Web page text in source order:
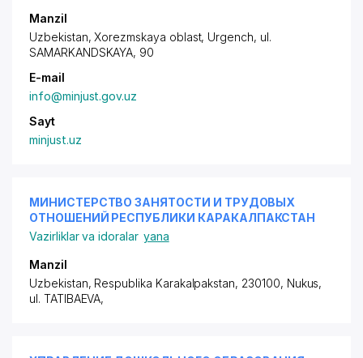
Manzil
Uzbekistan, Xorezmskaya oblast, Urgench, ul.
SAMARKANDSKAYA, 90
E-mail
info@minjust.gov.uz
Sayt
minjust.uz
МИНИСТЕРСТВО ЗАНЯТОСТИ И ТРУДОВЫХ
ОТНОШЕНИЙ РЕСПУБЛИКИ КАРАКАЛПАКСТАН
Vazirliklar va idoralar yana
Manzil
Uzbekistan, Respublika Karakalpakstan, 230100, Nukus,
ul. TATIBAEVA,